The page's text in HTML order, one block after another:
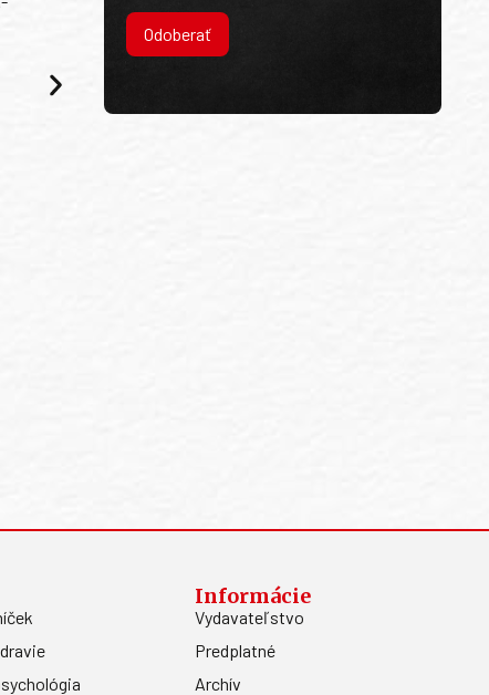
Odoberať
Informácie
Vydavateľstvo
Predplatné
Archív